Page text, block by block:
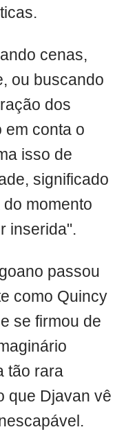
cenas,
ou buscando
dos
em conta o
isso de
significado
momento
inserida".
passou
como Quincy
se firmou de
tão rara
que Djavan vê